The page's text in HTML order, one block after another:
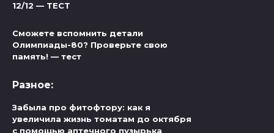
12/12 — ТЕСТ
Сможете вспомнить детали
Олимпиады-80? Проверьте свою
память! — тест
Разное:
Забыла про фитофтору: как я
увеличила жизнь томатам до октября
с помощью аптечного пузырька